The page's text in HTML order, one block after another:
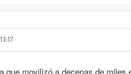
que movilizó a decenas de miles